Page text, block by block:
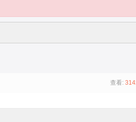
查看: